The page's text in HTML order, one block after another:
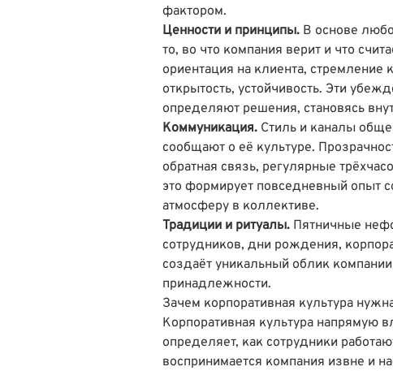
фактором.
Ценности и принципы. В основе
то, во что компания верит и что
ориентация на клиента, стремление
открытость, устойчивость. Эти
определяют решения, становясь
Коммуникация. Стиль и каналы
сообщают о её культуре.
обратная связь, регулярные
это формирует повседневный опыт
атмосферу в коллективе.
Традиции и ритуалы. Пятничные
сотрудников, дни рождения,
создаёт уникальный облик
принадлежности.
Зачем корпоративная культура
Корпоративная культура напрямую
определяет, как сотрудники
воспринимается компания извне и